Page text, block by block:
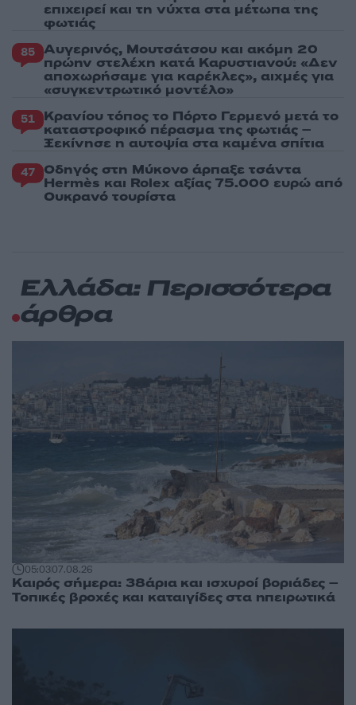
επιχειρεί και τη νύχτα στα μέτωπα της
φωτιάς
85 Αυγερινός, Μουτσάτσου και ακόμη 20
πρώην στελέχη κατά Καρυστιανού: «Δεν
αποχωρήσαμε για καρέκλες», αιχμές για
«συγκεντρωτικό μοντέλο»
51 Κρανίου τόπος το Πόρτο Γερμενό μετά το
καταστροφικό πέρασμα της φωτιάς –
Ξεκίνησε η αυτοψία στα καμένα σπίτια
47 Οδηγός στη Μύκονο άρπαξε τσάντα
Hermès και Rolex αξίας 75.000 ευρώ από
Ουκρανό τουρίστα
Ελλάδα: Περισσότερα
άρθρα
05:0307.08.26
Καιρός σήμερα: 38άρια και ισχυροί βοριάδες –
Τοπικές βροχές και καταιγίδες στα ηπειρωτικά